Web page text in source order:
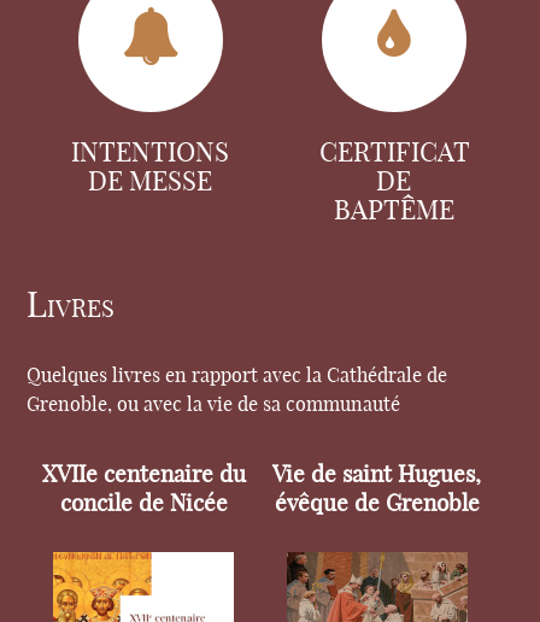
INTENTIONS
DE MESSE
CERTIFICAT
DE
BAPTÊME
Livres
Quelques livres en rapport avec la Cathédrale de
Grenoble, ou avec la vie de sa communauté
XVIIe centenaire du
concile de Nicée
Vie de saint Hugues,
évêque de Grenoble